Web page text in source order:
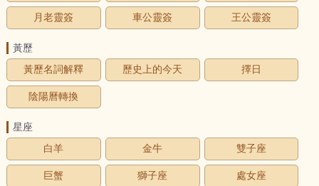
月老靈簽 車公靈簽 王公靈簽
黃歷
黃歷名詞解釋
歷史上的今天 擇日
陰陽曆轉換
星座
白羊
金牛 雙子座
巨蟹 獅子座 處女座